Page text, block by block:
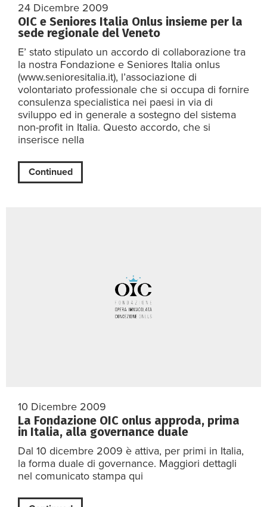
24 Dicembre 2009
OIC e Seniores Italia Onlus insieme per la
sede regionale del Veneto
E’ stato stipulato un accordo di collaborazione tra
la nostra Fondazione e Seniores Italia onlus
(www.senioresitalia.it), l’associazione di
volontariato professionale che si occupa di fornire
consulenza specialistica nei paesi in via di
sviluppo ed in generale a sostegno del sistema
non-profit in Italia. Questo accordo, che si
inserisce nella
Continued
10 Dicembre 2009
La Fondazione OIC onlus approda, prima
in Italia, alla governance duale
Dal 10 dicembre 2009 è attiva, per primi in Italia,
la forma duale di governance. Maggiori dettagli
nel comunicato stampa qui